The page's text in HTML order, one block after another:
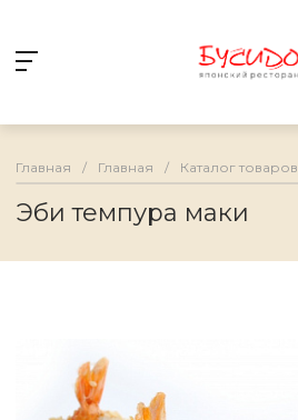
Главная / Главная / Каталог товаров
Эби темпура маки